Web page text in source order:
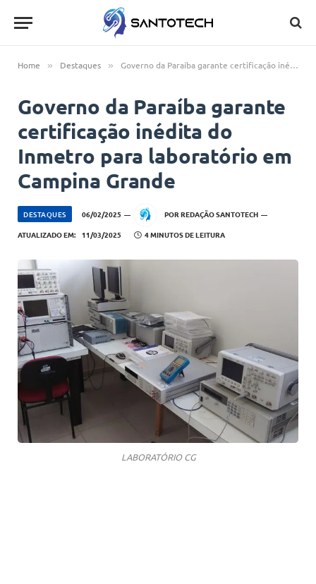
Home » Destaques » Governo da Paraíba garante certificação inédita do Inmetro para laboratório em Campina Grande
Governo da Paraíba garante
certificação inédita do
Inmetro para laboratório em
Campina Grande
DESTAQUES 06/02/2025 POR REDAÇÃO SANTOTECH
ATUALIZADO EM: 11/03/2025 4 MINUTOS DE LEITURA
LABORATÓRIO CG